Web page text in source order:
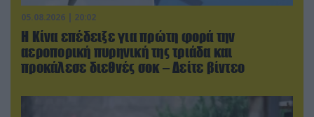
05.08.2026 | 20:02
Η Κίνα επέδειξε για πρώτη φορά την
αεροπορική πυρηνική της τριάδα και
προκάλεσε διεθνές σοκ – Δείτε βίντεο